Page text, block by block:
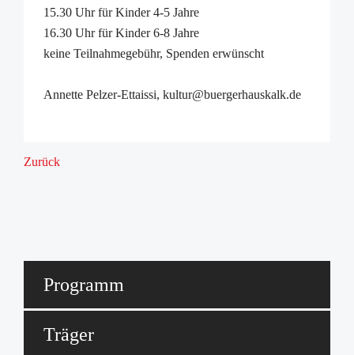
15.30 Uhr für Kinder 4-5 Jahre
16.30 Uhr für Kinder 6-8 Jahre
keine Teilnahmegebühr, Spenden erwünscht
Annette Pelzer-Ettaissi, kultur@buergerhauskalk.de
Zurück
Programm
Träger